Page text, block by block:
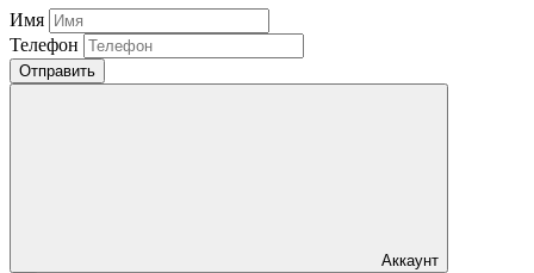
Имя
Телефон
Отправить
Аккаунт